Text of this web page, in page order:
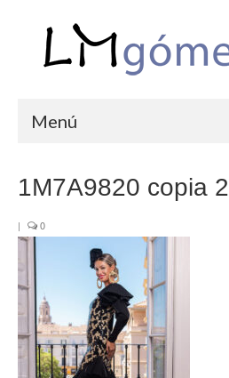
Menú
COMUNIONES
CORPORATIVAS
SEMANA SANTA
BLOG
1M7A9820 copia 2
| 0